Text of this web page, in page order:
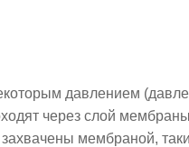
давлением
через слой мембраны
мембраной,